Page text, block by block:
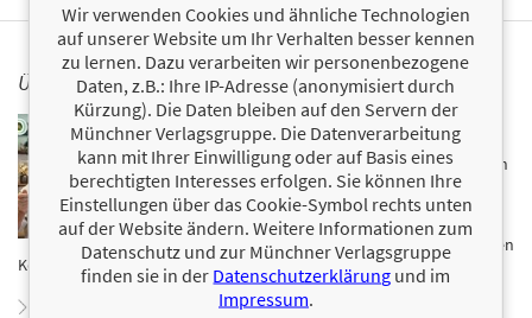
ÜBER CALLEKOCHT
Carl-Michael Hofmann, Jahrgang 1960, wurde in einem
Landgasthof geboren – so war sein Lebensweg schon
früh vorbestimmt. Der geprüfte Küchenmeister hat sich
traditionellen Rezepten verschrieben und bewahrt
diese vor dem Vergessen. Er vermittelt seit vielen
Jahren in Kochkursen den Spaß am Kochen. Sein
YouTube-Kanal CALLEkocht zählt zu den erfolgreichsten
Kochkanälen im deutschsprachigen Raum.
Zum Profil von CALLEkocht
Wir verwenden Cookies und ähnliche Technologien
auf unserer Website um Ihr Verhalten besser kennen
zu lernen. Dazu verarbeiten wir personenbezogene
Daten, z.B.: Ihre IP-Adresse (anonymisiert durch
Kürzung). Die Daten bleiben auf den Servern der
Münchner Verlagsgruppe. Die Datenverarbeitung
kann mit Ihrer Einwilligung oder auf Basis eines
berechtigten Interesses erfolgen. Sie können Ihre
Einstellungen über das Cookie-Symbol rechts unten
auf der Website ändern. Weitere Informationen zum
Datenschutz und zur Münchner Verlagsgruppe
finden sie in der Datenschutzerklärung und im
Impressum.